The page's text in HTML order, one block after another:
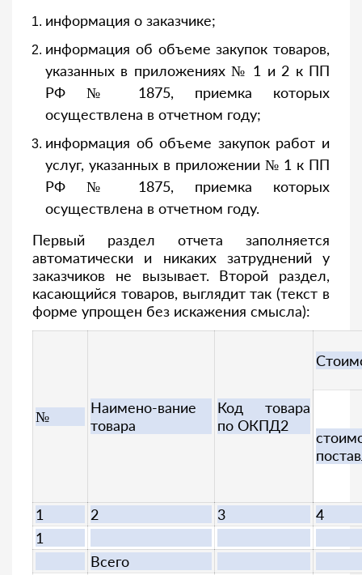
информация о заказчике;
информация об объеме закупок товаров,
указанных в приложениях № 1 и 2 к ПП
РФ № 1875, приемка которых
осуществлена в отчетном году;
информация об объеме закупок работ и
услуг, указанных в приложении № 1 к ПП
РФ № 1875, приемка которых
осуществлена в отчетном году.
Первый раздел отчета заполняется
автоматически и никаких затруднений у
заказчиков не вызывает. Второй раздел,
касающийся товаров, выглядит так (текст в
форме упрощен без искажения смысла):
№
Наимено-вание
товара
Код товара
по ОКПД2
1 2 3
4
1
Всего